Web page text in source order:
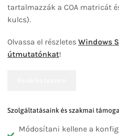
tartalmazzák a COA matricát
kulcs).
Olvassa el részletes Windows
útmutatónkat!
Szolgáltatásaink és szakmai
Módosítani kellene a